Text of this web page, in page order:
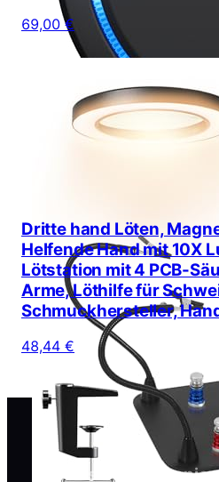
69,00 €
Dritte hand Löten,
Helfende Hand mit 10X
Lötstation mit 4 PCB-
Arme, Löthilfe für
Schmuckhersteller,
48,44 €
Newsletter